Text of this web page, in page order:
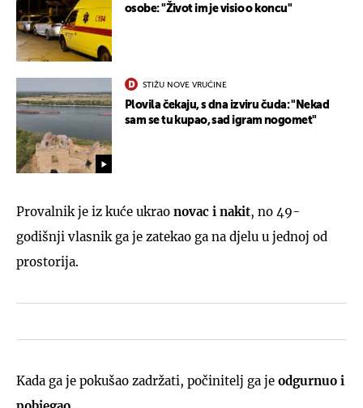
osobe: "Život im je visio o koncu"
STIŽU NOVE VRUĆINE
Plovila čekaju, s dna izviru čuda: "Nekad
sam se tu kupao, sad igram nogomet"
Provalnik je iz kuće ukrao novac i nakit, no 49-
godišnji vlasnik ga je zatekao ga na djelu u jednoj od
prostorija.
Kada ga je pokušao zadržati, počinitelj ga je odgurnuo i